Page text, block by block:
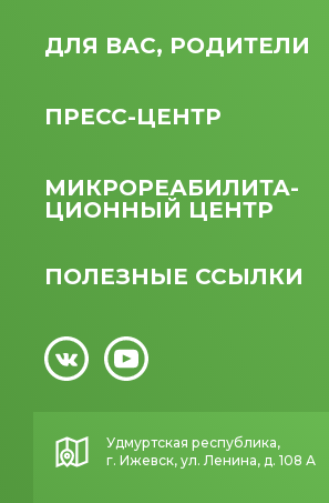
ДЛЯ ВАС, РОДИТЕЛИ
ПРЕСС-ЦЕНТР
МИКРО­РЕАБИЛИТА­
ЦИОННЫЙ ЦЕНТР
ПОЛЕЗНЫЕ ССЫЛКИ
Удмуртская республика,
г. Ижевск, ул. Ленина, д. 108 А